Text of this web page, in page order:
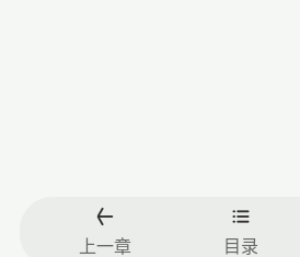
上一章 目录